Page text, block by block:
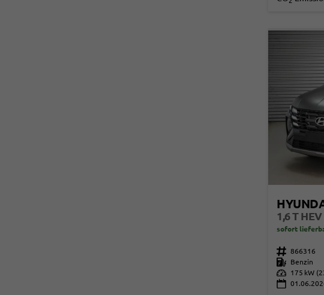
1,6 T
sofort
Fahrzeugnr. 866316
Kraftstoff
Benzin
Leistung
175 kW